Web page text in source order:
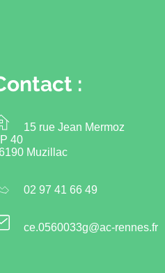
:
15 rue Jean Mermoz
40
Muzillac
02 97 41 66 49
ce.0560033g@ac-rennes.fr